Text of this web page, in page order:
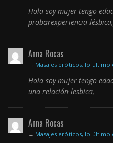
Hola soy mujer tengo
probarexperiencia
Anna Rocas
→ Masajes eróticos, lo último
Hola soy mujer tengo
una relación lesbica,
Anna Rocas
→ Masajes eróticos, lo último